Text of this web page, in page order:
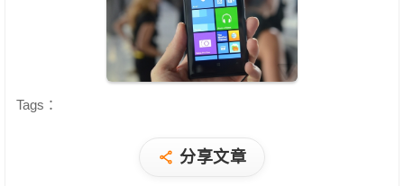
Tags：
分享文章